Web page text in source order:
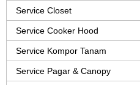
Service Closet
Service Cooker Hood
Service Kompor Tanam
Service Pagar & Canopy